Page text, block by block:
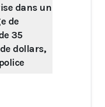
dans un
de
35
dollars,